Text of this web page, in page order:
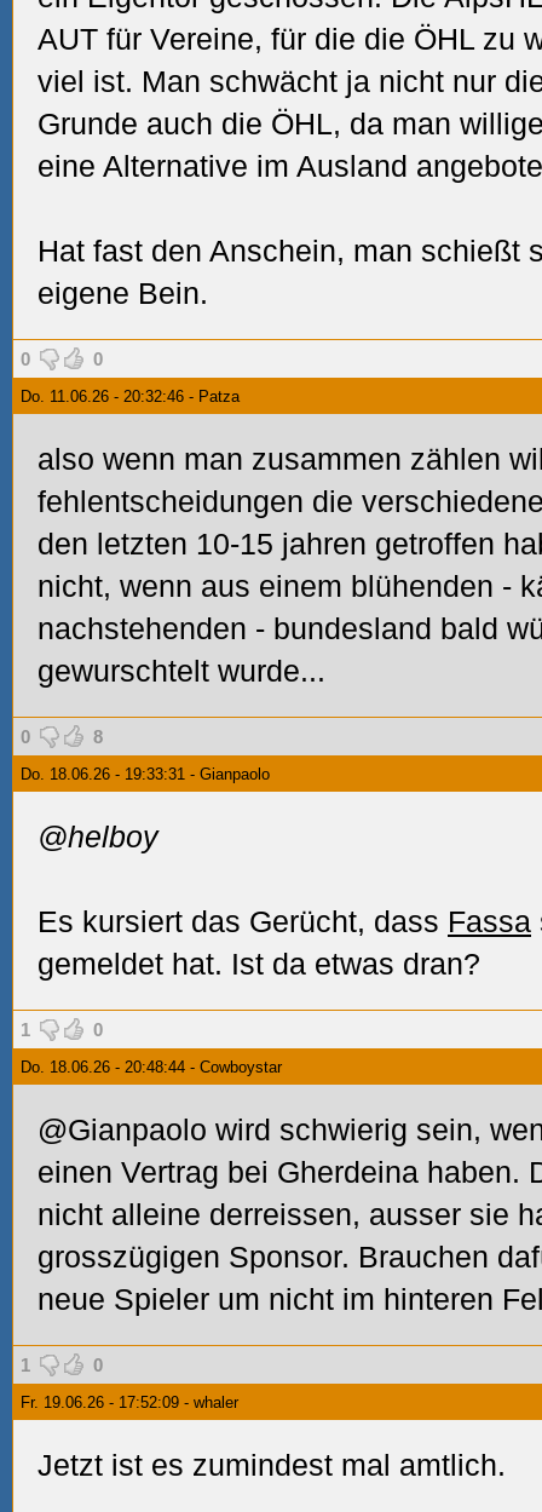
AUT für Vereine, für die die ÖHL zu
viel ist. Man schwächt ja nicht nur
Grunde auch die ÖHL, da man
eine Alternative im Ausland
Hat fast den Anschein, man schießt
eigene Bein.
0 0
Do. 11.06.26 - 20:32:46 - Patza
also wenn man zusammen zählen
fehlentscheidungen die
den letzten 10-15 jahren getroffen
nicht, wenn aus einem blühenden -
nachstehenden - bundesland bald
gewurschtelt wurde...
0 8
Do. 18.06.26 - 19:33:31 - Gianpaolo
@helboy
Es kursiert das Gerücht, dass Fassa
gemeldet hat. Ist da etwas dran?
1 0
Do. 18.06.26 - 20:48:44 - Cowboystar
@Gianpaolo wird schwierig sein,
einen Vertrag bei Gherdeina haben.
nicht alleine derreissen, ausser sie
grosszügigen Sponsor. Brauchen
neue Spieler um nicht im hinteren
1 0
Fr. 19.06.26 - 17:52:09 - whaler
Jetzt ist es zumindest mal amtlich.